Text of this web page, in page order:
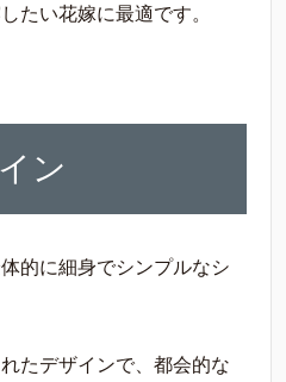
たい花嫁に最適です。
ン
的に細身でシンプルなシ
たデザインで、都会的な